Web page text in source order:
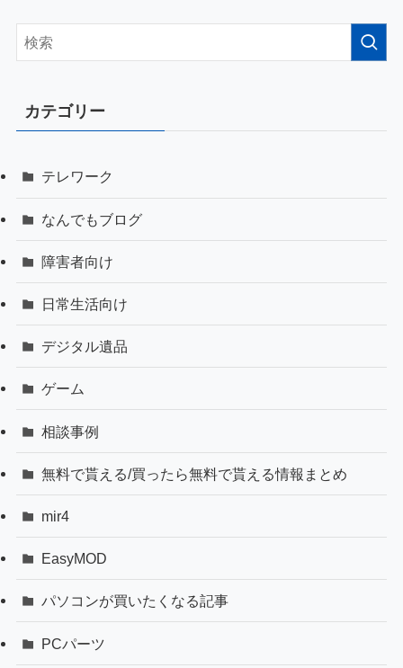
カテゴリー
テレワーク
なんでもブログ
障害者向け
日常生活向け
デジタル遺品
ゲーム
相談事例
無料で貰える/買ったら無料で貰える情報まとめ
mir4
EasyMOD
パソコンが買いたくなる記事
PCパーツ